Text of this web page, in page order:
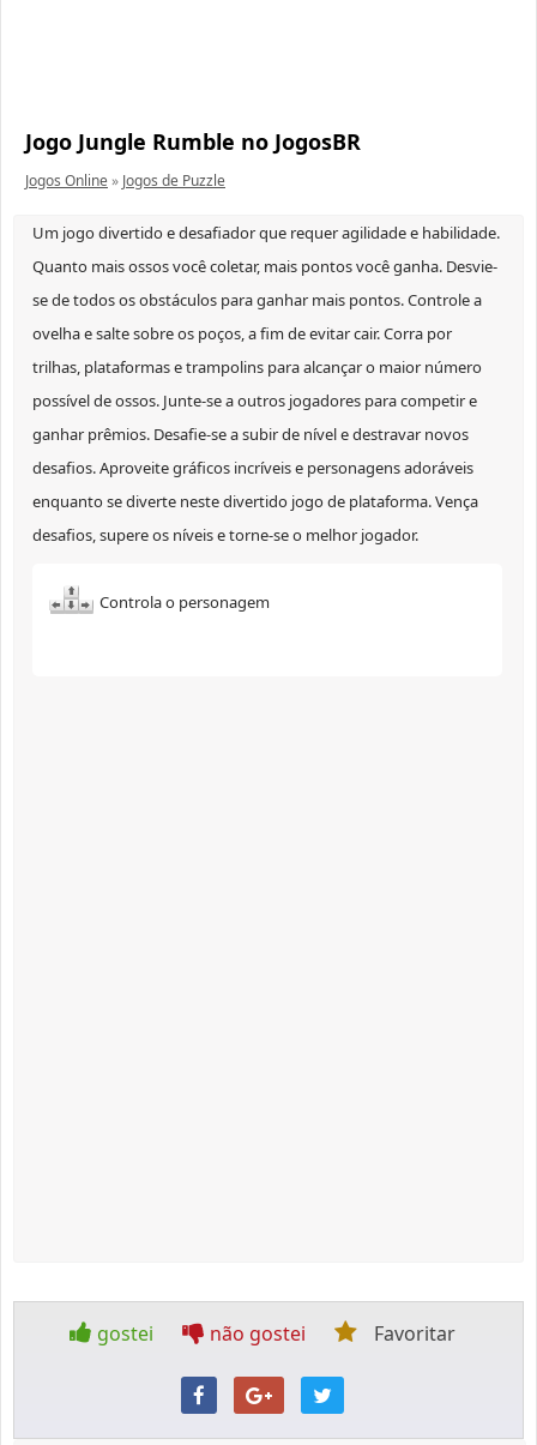
Jogo Jungle Rumble no JogosBR
Jogos Online» Jogos de Puzzle
Um jogo divertido e desafiador que requer agilidade e habilidade.
Quanto mais ossos você coletar, mais pontos você ganha. Desvie-
se de todos os obstáculos para ganhar mais pontos. Controle a
ovelha e salte sobre os poços, a fim de evitar cair. Corra por
trilhas, plataformas e trampolins para alcançar o maior número
possível de ossos. Junte-se a outros jogadores para competir e
ganhar prêmios. Desafie-se a subir de nível e destravar novos
desafios. Aproveite gráficos incríveis e personagens adoráveis
enquanto se diverte neste divertido jogo de plataforma. Vença
desafios, supere os níveis e torne-se o melhor jogador.
Controla o personagem
gostei não gostei Favoritar